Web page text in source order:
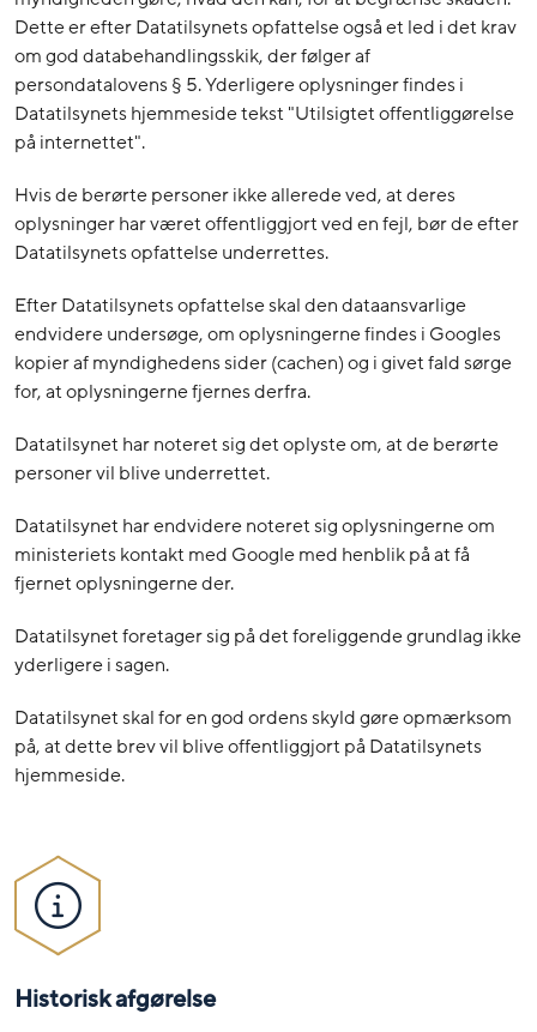
Dette er efter Datatilsynets opfattelse også et led i det krav
om god databehandlingsskik, der følger af
persondatalovens § 5. Yderligere oplysninger findes i
Datatilsynets hjemmeside tekst "Utilsigtet offentliggørelse
på internettet".
Hvis de berørte personer ikke allerede ved, at deres
oplysninger har været offentliggjort ved en fejl, bør de efter
Datatilsynets opfattelse underrettes.
Efter Datatilsynets opfattelse skal den dataansvarlige
endvidere undersøge, om oplysningerne findes i Googles
kopier af myndighedens sider (cachen) og i givet fald sørge
for, at oplysningerne fjernes derfra.
Datatilsynet har noteret sig det oplyste om, at de berørte
personer vil blive underrettet.
Datatilsynet har endvidere noteret sig oplysningerne om
ministeriets kontakt med Google med henblik på at få
fjernet oplysningerne der.
Datatilsynet foretager sig på det foreliggende grundlag ikke
yderligere i sagen.
Datatilsynet skal for en god ordens skyld gøre opmærksom
på, at dette brev vil blive offentliggjort på Datatilsynets
hjemmeside.
Historisk afgørelse